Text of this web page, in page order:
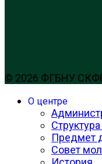
© 2026 ФГБНУ
О центре
Предмет
Совет